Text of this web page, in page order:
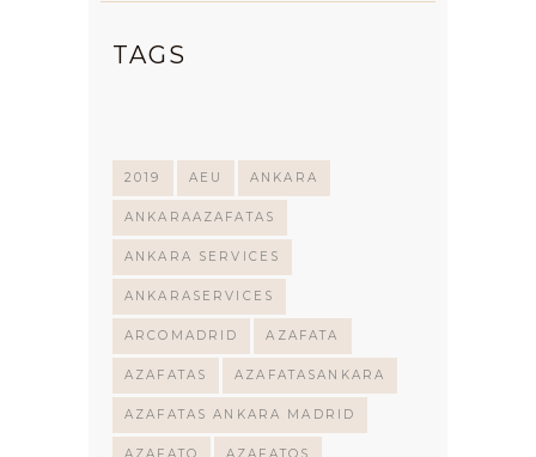
TAGS
2019 AEU ANKARA
ANKARAAZAFATAS
ANKARA SERVICES
ANKARASERVICES
ARCOMADRID AZAFATA
AZAFATAS AZAFATASANKARA
AZAFATAS ANKARA MADRID
AZAFATO AZAFATOS